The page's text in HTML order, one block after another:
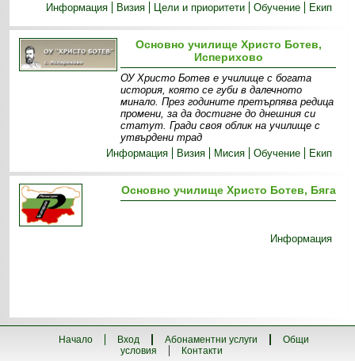
Информация
Визия Цели и приоритети Обучение Екип
Основно училище Христо Ботев,
Исперихово
ОУ Христо Ботев е училище с богата
история, която се губи в далечното
минало. През годините претърпява редица
промени, за да достигне до днешния си
статут. Гради своя облик на училище с
утвърдени трад
Информация
Визия Мисия Обучение Екип
Основно училище Христо Ботев, Бяга
Информация
Начало Вход Абонаментни услуги
Общи
условия
Контакти